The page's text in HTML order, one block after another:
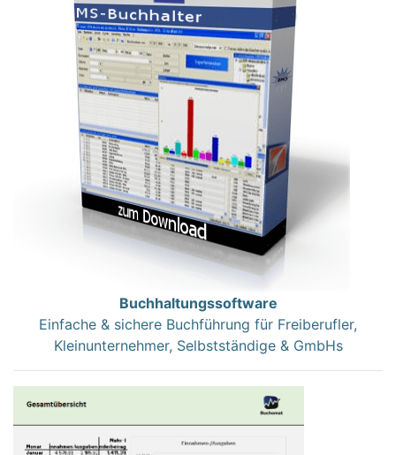
Buchhaltungssoftware
Einfache & sichere Buchführung für Freiberufler,
Kleinunternehmer, Selbstständige & GmbHs